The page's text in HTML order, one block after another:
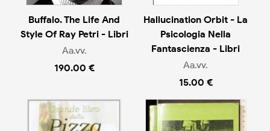
Buffalo. The Life And
Style Of Ray Petri - Libri
Aa.vv.
190.00 €
Hallucination Orbit - La
Psicologia Nella
Fantascienza - Libri
Aa.vv.
15.00 €